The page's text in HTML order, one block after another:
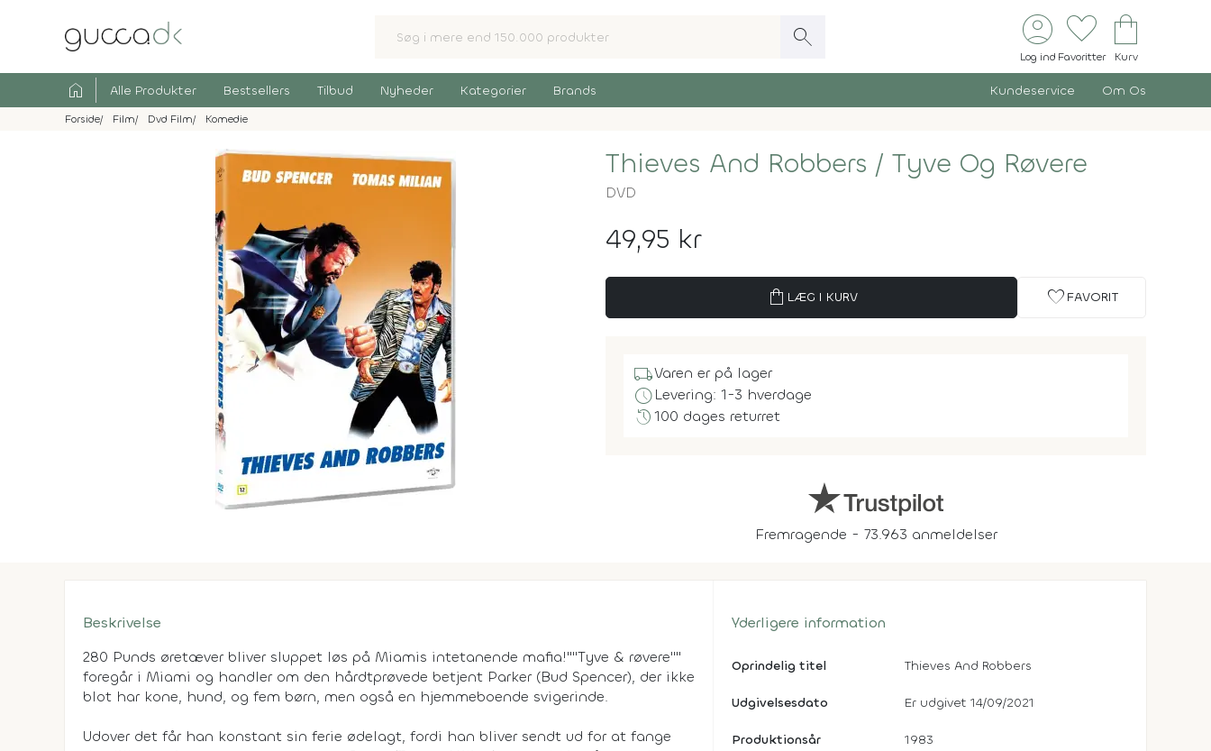
search account_circle
Log ind
favorite
Favoritter
shopping_bag
Kurv
home Alle Produkter Bestsellers Tilbud Nyheder Kategorier Brands Kundeservice Om Os
Forside Film Dvd Film Komedie
Thieves And Robbers / Tyve Og Røvere
DVD
49,95 kr
shopping_bag LÆG I KURV favorite FAVORIT
local_shippingVaren er på lager
scheduleLevering: 1-3 hverdage
history100 dages returret
Fremragende - 73.963 anmeldelser
Beskrivelse
280 Punds øretæver bliver sluppet løs på Miamis intetanende mafia!""Tyve & røvere""
foregår i Miami og handler om den hårdtprøvede betjent Parker (Bud Spencer), der ikke
blot har kone, hund, og fem børn, men også en hjemmeboende svigerinde.
Udover det får han konstant sin ferie ødelagt, fordi han bliver sendt ud for at fange
Yderligere information
Oprindelig titel Thieves And Robbers
Udgivelsesdato Er udgivet 14/09/2021
Produktionsår 1983